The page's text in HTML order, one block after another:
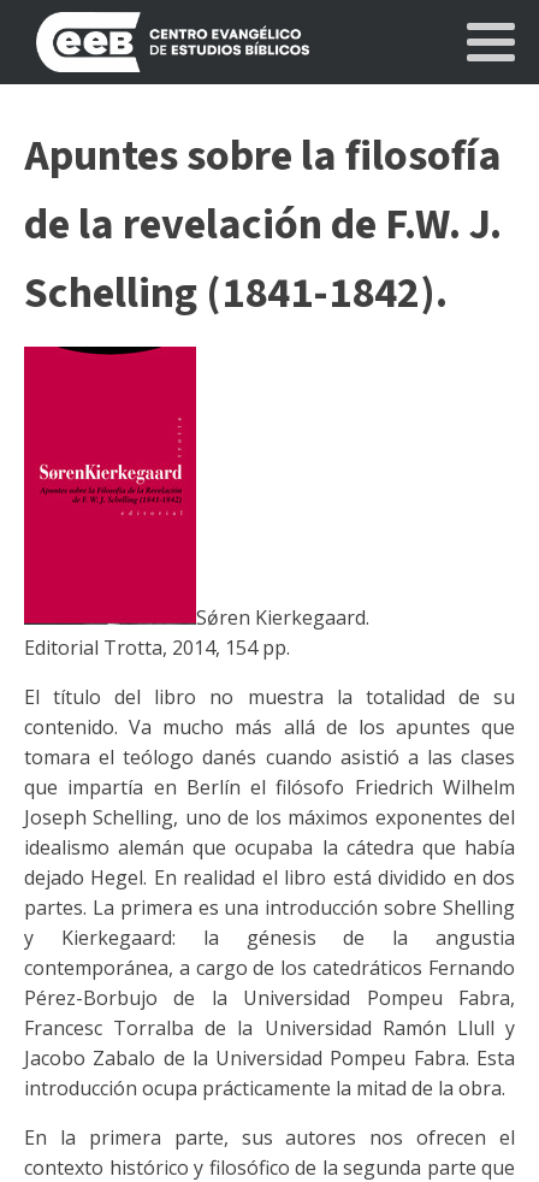
Apuntes sobre la filosofía
de la revelación de F.W. J.
Schelling (1841-1842).
Sǿren Kierkegaard.
Editorial Trotta, 2014, 154 pp.
El título del libro no muestra la totalidad de su
contenido. Va mucho más allá de los apuntes que
tomara el teólogo danés cuando asistió a las clases
que impartía en Berlín el filósofo Friedrich Wilhelm
Joseph Schelling, uno de los máximos exponentes del
idealismo alemán que ocupaba la cátedra que había
dejado Hegel. En realidad el libro está dividido en dos
partes. La primera es una introducción sobre Shelling
y Kierkegaard: la génesis de la angustia
contemporánea, a cargo de los catedráticos Fernando
Pérez-Borbujo de la Universidad Pompeu Fabra,
Francesc Torralba de la Universidad Ramón Llull y
Jacobo Zabalo de la Universidad Pompeu Fabra. Esta
introducción ocupa prácticamente la mitad de la obra.
En la primera parte, sus autores nos ofrecen el
contexto histórico y filosófico de la segunda parte que